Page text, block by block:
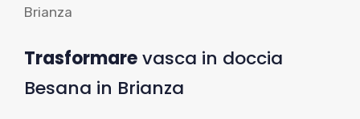
Brianza
Trasformarevasca in doccia
Besana in Brianza